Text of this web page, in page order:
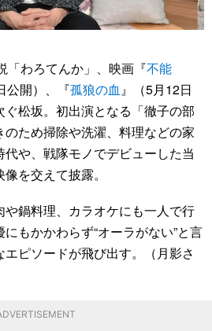
わろてんか」、映画『不能
公開）、『孤狼の血 』（5月12日
松坂。初出演となる「徹子の部
ため掃除や洗濯、料理などの家
や、戦隊モノでデビューした当
を交えて披露。
鍋料理、カラオケにも一人で行
もかかわらず“オーラがない”と言
ピソードが飛び出す。（月影さ